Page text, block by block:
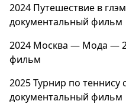
2024 Путешествие в
документальный фильм
2024 Москва — Мода —
фильм
2025Турнир по теннису
документальный фильм